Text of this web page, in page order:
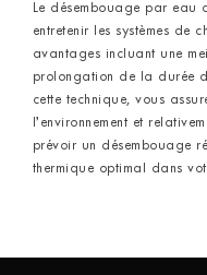
Le désembouage par eau
entretenir les systèmes de
avantages incluant une
prolongation de la durée
cette technique, vous
l’environnement et
prévoir un désembouage
thermique optimal dans